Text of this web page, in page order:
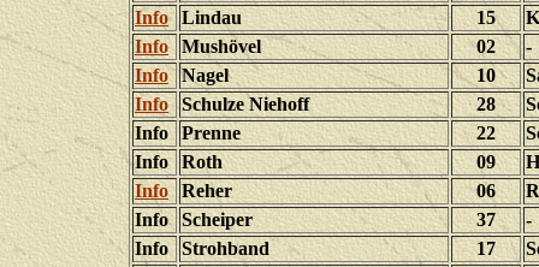
Info
Lindau 15
Info
Mushövel 02
-
Info
Nagel 10
Info
Schulze Niehoff 28
Info
Prenne 22
Info
Roth 09
Info
Reher 06
Info
Scheiper 37
-
Info
Strohband 17